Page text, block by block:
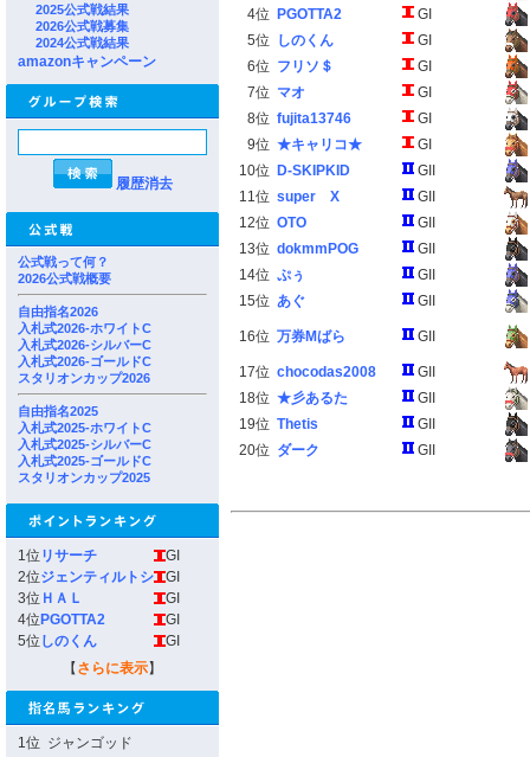
2025公式戦結果
2026公式戦募集
2024公式戦結果
amazonキャンペーン
履歴消去
公式戦って何？
2026公式戦概要
自由指名2026
入札式2026-ホワイトC
入札式2026-シルバーC
入札式2026-ゴールドC
スタリオンカップ2026
自由指名2025
入札式2025-ホワイトC
入札式2025-シルバーC
入札式2025-ゴールドC
スタリオンカップ2025
1位 リサーチ
GI
2位ジェンティルトシ
GI
3位 ＨＡＬ
GI
4位 PGOTTA2
GI
5位 しのくん
GI
【 さらに表示】
1位 ジャンゴッド
4位
PGOTTA2
GI
5位
しのくん
GI
6位 フリソ＄
GI
7位 マオ
GI
8位 fujita13746
GI
9位 ★キャリコ★
GI
10位
D-SKIPKID
GII
11位 super X
GII
12位 OTO
GII
13位 dokmmPOG
GII
14位 ぷぅ
GII
15位 あぐ GII
16位 万券Mばら GII
17位 chocodas2008
GII
18位 ★彡あるた
GII
19位 Thetis
GII
20位 ダーク GII